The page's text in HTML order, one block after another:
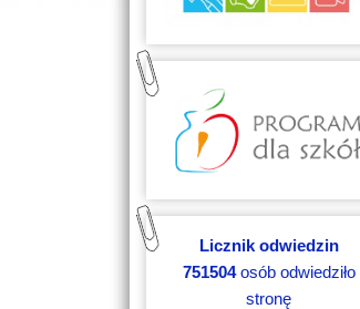
Licznik odwiedzin
751504osób odwiedziło
stronę